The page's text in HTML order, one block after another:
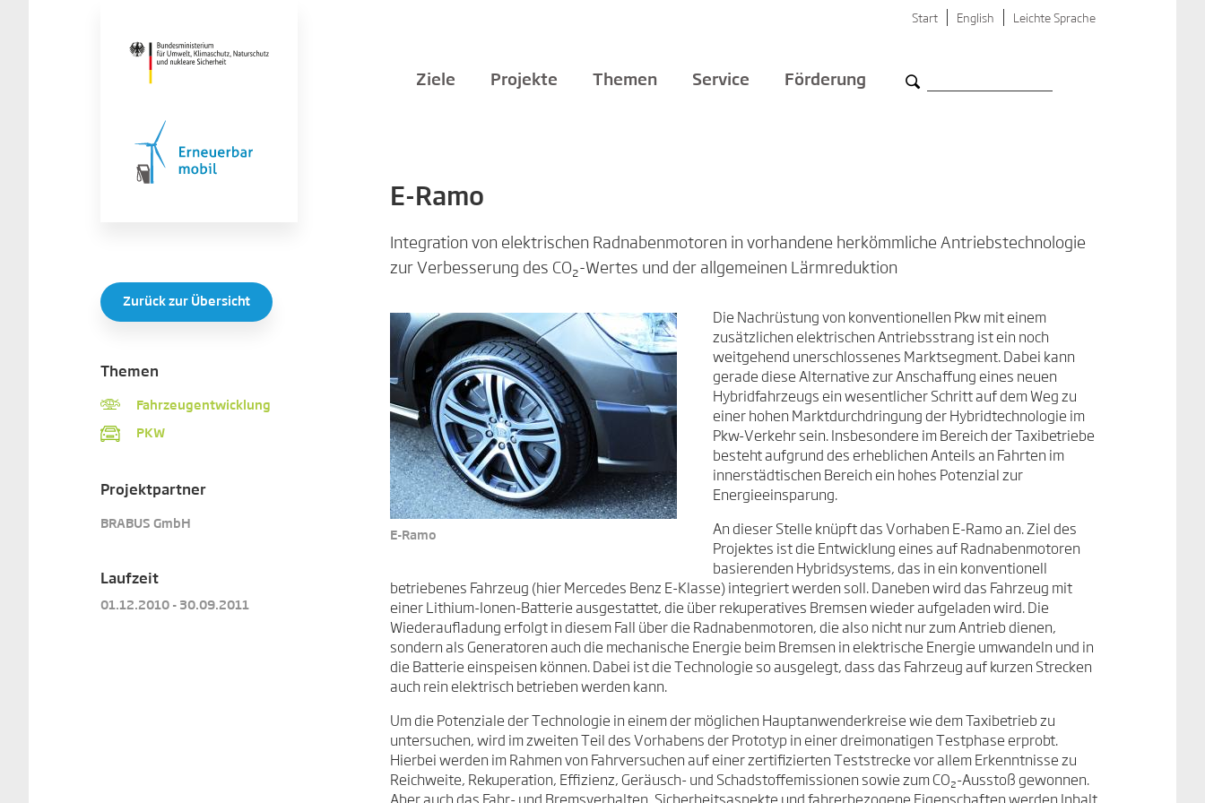
Start Leichte Sprache
English
Ziele Projekte Themen Service Förderung
Zurück zur Übersicht
Themen
Fahrzeugentwicklung
PKW
Projektpartner
BRABUS GmbH
Laufzeit
01.12.2010 - 30.09.2011
E-Ramo
Integration von elektrischen Radnabenmotoren in vorhandene herkömmliche Antriebstechnologie
zur Verbesserung des CO₂-Wertes und der allgemeinen Lärmreduktion
E-Ramo
Die Nachrüstung von konventionellen Pkw mit einem
zusätzlichen elektrischen Antriebsstrang ist ein noch
weitgehend unerschlossenes Marktsegment. Dabei kann
gerade diese Alternative zur Anschaffung eines neuen
Hybridfahrzeugs ein wesentlicher Schritt auf dem Weg zu
einer hohen Marktdurchdringung der Hybridtechnologie im
Pkw-Verkehr sein. Insbesondere im Bereich der Taxibetriebe
besteht aufgrund des erheblichen Anteils an Fahrten im
innerstädtischen Bereich ein hohes Potenzial zur
Energieeinsparung.
An dieser Stelle knüpft das Vorhaben E-Ramo an. Ziel des
Projektes ist die Entwicklung eines auf Radnabenmotoren
basierenden Hybridsystems, das in ein konventionell
betriebenes Fahrzeug (hier Mercedes Benz E-Klasse) integriert werden soll. Daneben wird das Fahrzeug mit
einer Lithium-Ionen-Batterie ausgestattet, die über rekuperatives Bremsen wieder aufgeladen wird. Die
Wiederaufladung erfolgt in diesem Fall über die Radnabenmotoren, die also nicht nur zum Antrieb dienen,
sondern als Generatoren auch die mechanische Energie beim Bremsen in elektrische Energie umwandeln und in
die Batterie einspeisen können. Dabei ist die Technologie so ausgelegt, dass das Fahrzeug auf kurzen Strecken
auch rein elektrisch betrieben werden kann.
Um die Potenziale der Technologie in einem der möglichen Hauptanwenderkreise wie dem Taxibetrieb zu
untersuchen, wird im zweiten Teil des Vorhabens der Prototyp in einer dreimonatigen Testphase erprobt.
Hierbei werden im Rahmen von Fahrversuchen auf einer zertifizierten Teststrecke vor allem Erkenntnisse zu
Reichweite, Rekuperation, Effizienz, Geräusch- und Schadstoffemissionen sowie zum CO₂-Ausstoß gewonnen.
Aber auch das Fahr- und Bremsverhalten, Sicherheitsaspekte und fahrerbezogene Eigenschaften werden Inhalt